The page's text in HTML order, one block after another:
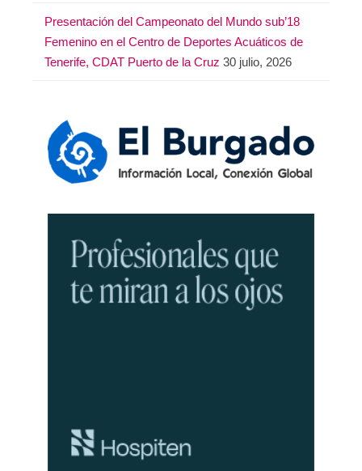
Presentación del Campeonato del Mundo sub’18
Femenino en el Centro de Deportes Acuáticos de
Tenerife, CDAT Puerto de la Cruz 30 julio, 2026